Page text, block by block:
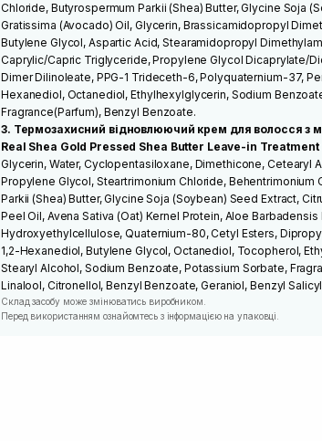
Chloride, Butyrospermum Parkii (Shea) Butter, Glycine Soja
Gratissima (Avocado) Oil, Glycerin, Brassicamidopropyl
Butylene Glycol, Aspartic Acid, Stearamidopropyl
Caprylic/Capric Triglyceride, Propylene Glycol Dicaprylate/
Dimer Dilinoleate, PPG-1 Trideceth-6, Polyquaternium-37,
Hexanediol, Octanediol, Ethylhexylglycerin, Sodium
Fragrance(Parfum), Benzyl Benzoate.
3. Термозахисний відновлюючий крем для волосся з
Real Shea Gold Pressed Shea Butter Leave-in Treatment
Glycerin, Water, Cyclopentasiloxane, Dimethicone, Cetearyl
Propylene Glycol, Steartrimonium Chloride, Behentrimonium
Parkii (Shea) Butter, Glycine Soja (Soybean) Seed Extract,
Peel Oil, Avena Sativa (Oat) Kernel Protein, Aloe
Hydroxyethylcellulose, Quaternium-80, Cetyl Esters,
1,2-Hexanediol, Butylene Glycol, Octanediol, Tocopherol,
Stearyl Alcohol, Sodium Benzoate, Potassium Sorbate,
Linalool, Citronellol, Benzyl Benzoate, Geraniol, Benzyl
Склад засобу може змінюватись виробником.
Перед використанням ознайомтесь з інформацією на упаковці.